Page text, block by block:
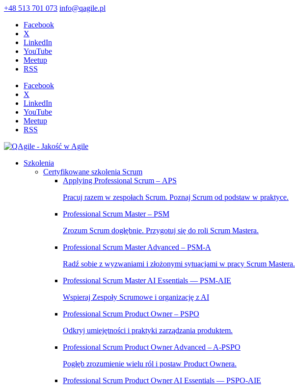
+48 513 701 073 info@qagile.pl
Facebook
X
LinkedIn
YouTube
Meetup
RSS
Facebook
X
LinkedIn
YouTube
Meetup
RSS
Szkolenia
Certyfikowane szkolenia Scrum
Applying Professional Scrum – APS
Pracuj razem w zespołach Scrum. Poznaj Scrum od podstaw w praktyce.
Professional Scrum Master – PSM
Zrozum Scrum dogłębnie. Przygotuj się do roli Scrum Mastera.
Professional Scrum Master Advanced – PSM‑A
Radź sobie z wyzwaniami i złożonymi sytuacjami w pracy Scrum Mastera.
Professional Scrum Master AI Essentials — PSM-AIE
Wspieraj Zespoły Scrumowe i organizację z AI
Professional Scrum Product Owner – PSPO
Odkryj umiejętności i praktyki zarządzania produktem.
Professional Scrum Product Owner Advanced – A‑PSPO
Pogłęb zrozumienie wielu ról i postaw Product Ownera.
Professional Scrum Product Owner AI Essentials — PSPO-AIE